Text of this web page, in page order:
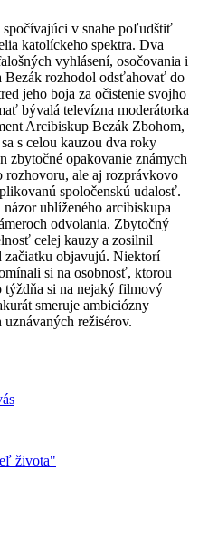
v snahe poľudštiť
katolíckeho spektra. Dva
vyhlásení, osočovania i
Bezák rozhodol odsťahovať do
jeho boja za očistenie svojho
bývalá televízna moderátorka
Arcibiskup Bezák Zbohom,
s celou kauzou dva roky
opakovanie známych
rozhovoru, ale aj rozprávkovo
spoločenskú udalosť.
ublíženého arcibiskupa
odvolania. Zbytočný
celej kauzy a zosilnil
začiatku objavujú. Niektorí
si na osobnosť, ktorou
týždňa si na nejaký filmový
smeruje ambiciózny
režisérov.
života"